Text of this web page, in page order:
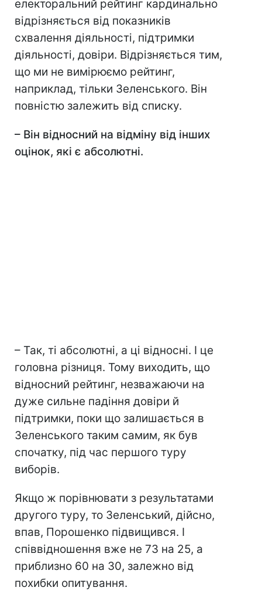
електоральний рейтинг кардинально
відрізняється від показників
схвалення діяльності, підтримки
діяльності, довіри. Відрізняється тим,
що ми не вимірюємо рейтинг,
наприклад, тільки Зеленського. Він
повністю залежить від списку.
– Він відносний на відміну від інших
оцінок, які є абсолютні.
– Так, ті абсолютні, а ці відносні. І це
головна різниця. Тому виходить, що
відносний рейтинг, незважаючи на
дуже сильне падіння довіри й
підтримки, поки що залишається в
Зеленського таким самим, як був
спочатку, під час першого туру
виборів.
Якщо ж порівнювати з результатами
другого туру, то Зеленський, дійсно,
впав, Порошенко підвищився. І
співвідношення вже не 73 на 25, а
приблизно 60 на 30, залежно від
похибки опитування.